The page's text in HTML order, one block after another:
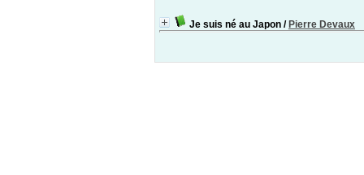
Je suis né au Japon / Pierre Devaux